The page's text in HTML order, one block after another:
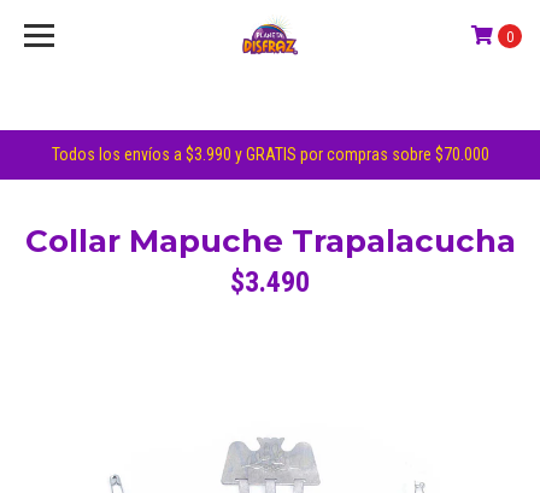
Todos los envíos a $3.990 y GRATIS por compras sobre $70.000
0
Collar Mapuche Trapalacucha
$3.490